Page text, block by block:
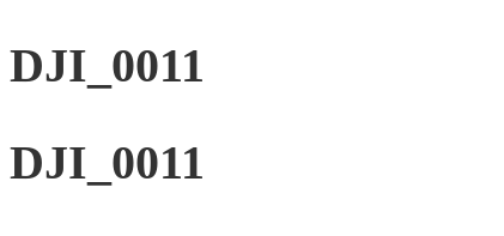
DJI_0011
DJI_0011